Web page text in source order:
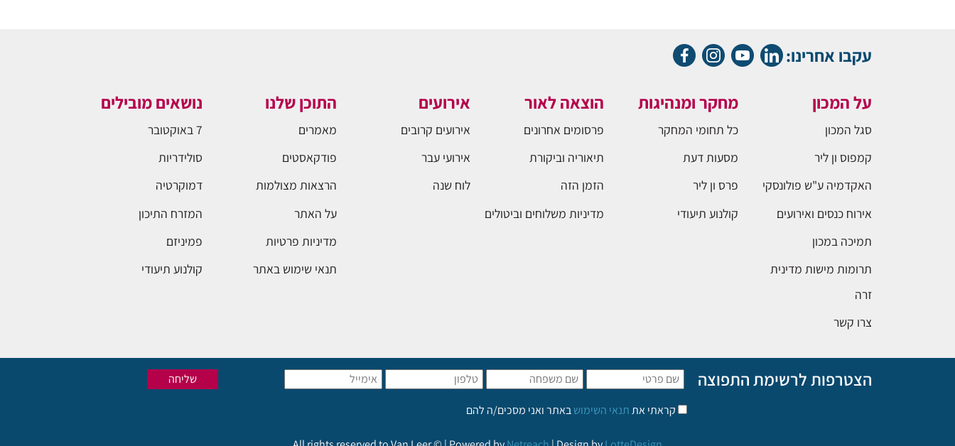
עקבו אחרינו:
על המכון
סגל המכון
קמפוס ון ליר
האקדמיה ע"ש פולונסקי
אירוח כנסים ואירועים
תמיכה במכון
תרומות מישות מדינית
זרה
צרו קשר
מחקר ומנהיגות
כל תחומי המחקר
מסעות דעת
פרס ון ליר
קולנוע תיעודי
הוצאה לאור
פרסומים אחרונים
תיאוריה וביקורת
הזמן הזה
מדיניות משלוחים וביטולים
אירועים
אירועים קרובים
אירועי עבר
לוח שנה
התוכן שלנו
מאמרים
פודקאסטים
הרצאות מצולמות
על האתר
מדיניות פרטיות
תנאי שימוש באתר
נושאים מובילים
7 באוקטובר
סולידריות
דמוקרטיה
המזרח התיכון
פמיניזם
קולנוע תיעודי
הצטרפות לרשימת התפוצה
קראתי אתתנאי השימושבאתר ואני מסכים/ה להם